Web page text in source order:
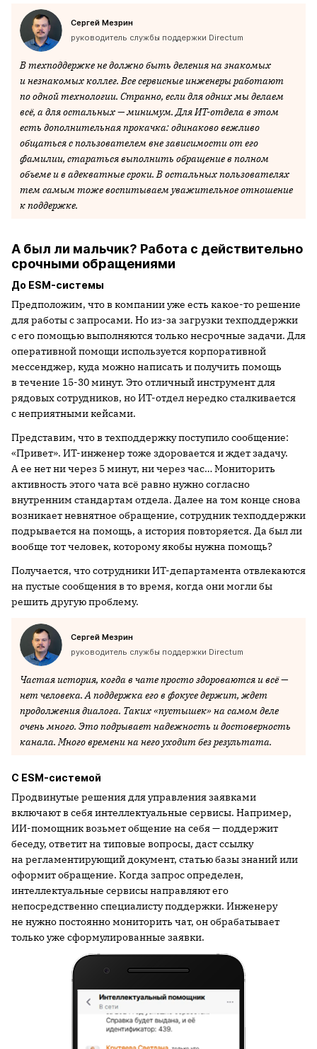
Сергей Мезрин
руководитель службы поддержки Directum
В техподдержке не должно быть деления на знакомых
и незнакомых коллег. Все сервисные инженеры работают
по одной технологии. Странно, если для одних мы делаем
всё, а для остальных — минимум. Для ИТ-отдела в этом
есть дополнительная прокачка: одинаково вежливо
общаться с пользователем вне зависимости от его
фамилии, стараться выполнить обращение в полном
объеме и в адекватные сроки. В остальных пользователях
тем самым тоже воспитываем уважительное отношение
к поддержке.
А был ли мальчик? Работа с действительно
срочными обращениями
До ESM-системы
Предположим, что в компании уже есть какое-то решение
для работы с запросами. Но из-за загрузки техподдержки
с его помощью выполняются только несрочные задачи. Для
оперативной помощи используется корпоративной
мессенджер, куда можно написать и получить помощь
в течение 15-30 минут. Это отличный инструмент для
рядовых сотрудников, но ИТ-отдел нередко сталкивается
с неприятными кейсами.
Представим, что в техподдержку поступило сообщение:
«Привет». ИТ-инженер тоже здоровается и ждет задачу.
А ее нет ни через 5 минут, ни через час… Мониторить
активность этого чата всё равно нужно согласно
внутренним стандартам отдела. Далее на том конце снова
возникает невнятное обращение, сотрудник техподдержки
подрывается на помощь, а история повторяется. Да был ли
вообще тот человек, которому якобы нужна помощь?
Получается, что сотрудники ИТ-департамента отвлекаются
на пустые сообщения в то время, когда они могли бы
решить другую проблему.
Сергей Мезрин
руководитель службы поддержки Directum
Частая история, когда в чате просто здороваются и всё —
нет человека. А поддержка его в фокусе держит, ждет
продолжения диалога. Таких «пустышек» на самом деле
очень много. Это подрывает надежность и достоверность
канала. Много времени на него уходит без результата.
С ESM-системой
Продвинутые решения для управления заявками
включают в себя интеллектуальные сервисы. Например,
ИИ-помощник возьмет общение на себя — поддержит
беседу, ответит на типовые вопросы, даст ссылку
на регламентирующий документ, статью базы знаний или
оформит обращение. Когда запрос определен,
интеллектуальные сервисы направляют его
непосредственно специалисту поддержки. Инженеру
не нужно постоянно мониторить чат, он обрабатывает
только уже сформулированные заявки.